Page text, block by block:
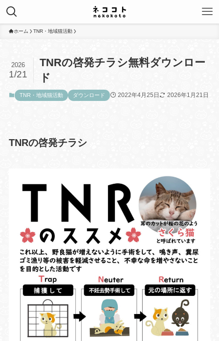
ホーム TNR・地域猫活動
TNRの啓発チラシ無料ダウンロー
ド
2026
1/21
TNR・地域猫活動 ダウンロード 2022年4月25日 2026年1月21日
TNRの啓発チラシ